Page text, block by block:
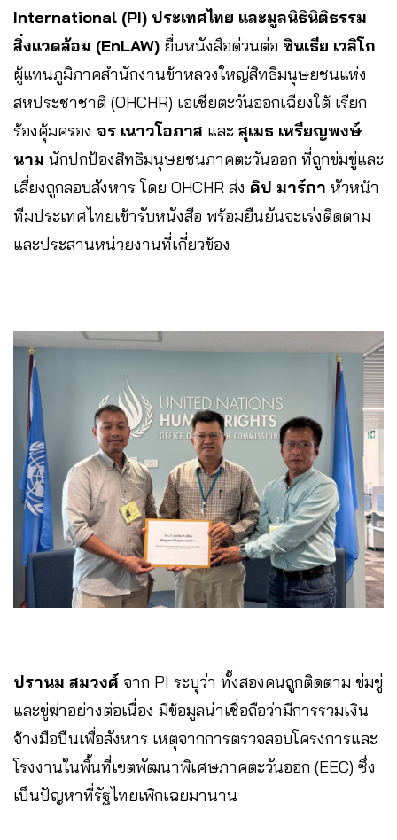
International (PI) ประเทศไทย และมูลนิธินิติธรรม
สิ่งแวดล้อม (EnLAW) ยื่นหนังสือด่วนต่อ ซินเธีย เวลิโก
ผู้แทนภูมิภาคสำนักงานข้าหลวงใหญ่สิทธิมนุษยชนแห่ง
สหประชาชาติ (OHCHR) เอเชียตะวันออกเฉียงใต้ เรียก
ร้องคุ้มครอง จร เนาวโอภาส และ สุเมธ เหรียญพงษ์
นาม นักปกป้องสิทธิมนุษยชนภาคตะวันออก ที่ถูกข่มขู่และ
เสี่ยงถูกลอบสังหาร โดย OHCHR ส่ง ดิป มาร์กา หัวหน้า
ทีมประเทศไทยเข้ารับหนังสือ พร้อมยืนยันจะเร่งติดตาม
และประสานหน่วยงานที่เกี่ยวข้อง
ปรานม สมวงศ์ จาก PI ระบุว่า ทั้งสองคนถูกติดตาม ข่มขู่
และขู่ฆ่าอย่างต่อเนื่อง มีข้อมูลน่าเชื่อถือว่ามีการรวมเงิน
จ้างมือปืนเพื่อสังหาร เหตุจากการตรวจสอบโครงการและ
โรงงานในพื้นที่เขตพัฒนาพิเศษภาคตะวันออก (EEC) ซึ่ง
เป็นปัญหาที่รัฐไทยเพิกเฉยมานาน